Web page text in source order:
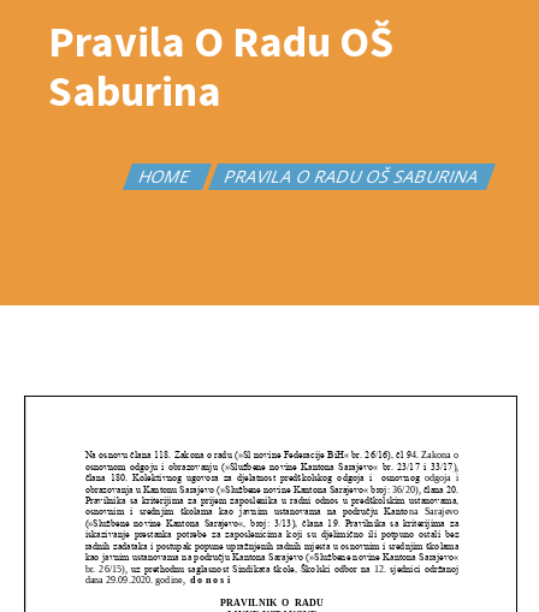
Pravila O Radu OŠ
Saburina
HOME PRAVILA O RADU OŠ SABURINA